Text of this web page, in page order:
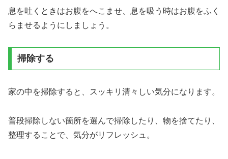
息を吐くときはお腹をへこませ、息を吸う時はお腹をふく
らませるようにしましょう。
掃除する
家の中を掃除すると、スッキリ清々しい気分になります。
普段掃除しない箇所を選んで掃除したり、物を捨てたり、
整理することで、気分がリフレッシュ。